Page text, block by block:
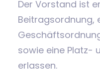
Der Vorstand ist
Beitragsordnung,
sowie eine Platz-
erlassen.